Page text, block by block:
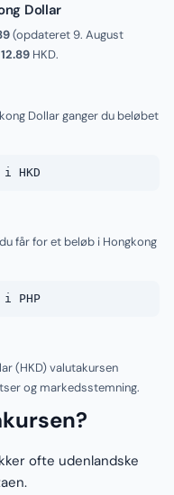
Dollar
(opdateret9. August
12.89 HKD.
Dollar ganger du beløbet
HKD
får for et beløb i Hongkong
PHP
(HKD) valutakursen
og markedsstemning.
ofte udenlandske